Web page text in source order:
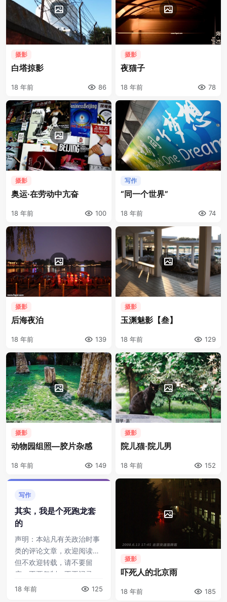
摄影
白塔掠影
18 年前 86
摄影
夜猫子
18 年前 78
摄影
奥运·在劳动中亢奋
18 年前 100
写作
“同一个世界”
18 年前 74
摄影
后海夜泊
18 年前 139
摄影
玉渊魅影【叁】
18 年前 129
摄影
动物园组照—胶片杂感
18 年前 149
摄影
院儿猫·院儿男
18 年前 152
写作
其实，我是个死跑龙套
的
声明：本站凡有关政治时事
类的评论文章，欢迎阅读，
但不欢迎转载，请不要留
底、不要复制、不要记录、
不要传播、不要吹毛求疵、
18 年前 125
摄影
吓死人的北京雨
18 年前 185